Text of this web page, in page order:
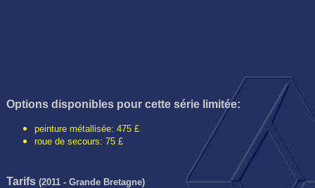
Options disponibles pour cette série limitée:
peinture métallisée: 475 £
roue de secours: 75 £
Tarifs (2011 - Grande Bretagne)